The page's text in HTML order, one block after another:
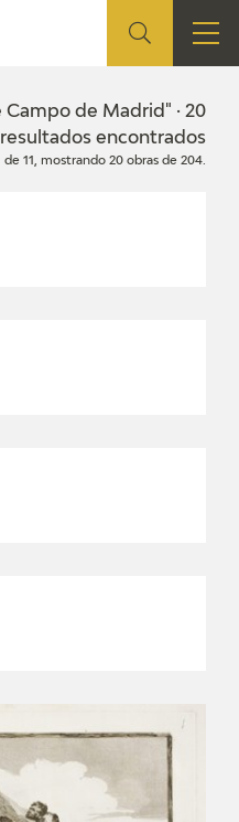
Campo de Madrid" · 20
resultados encontrados
de 11, mostrando 20 obras de 204.